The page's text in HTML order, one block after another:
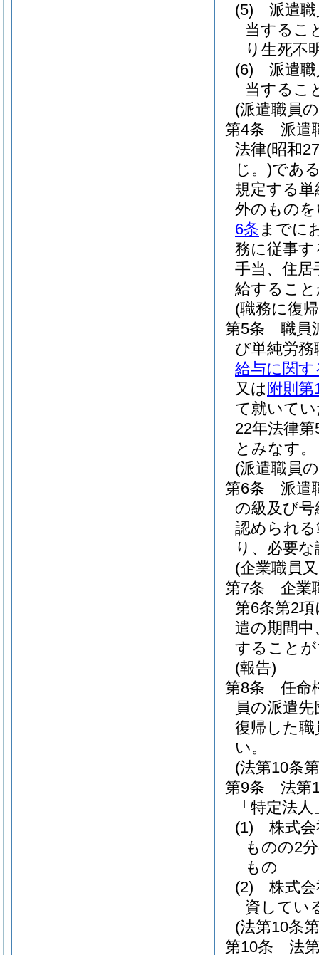
(5)
派遣
当するこ
り生死不
(6)
派遣
当するこ
(派遣職員
第4条
派遣
法律(昭和
じ。)であ
規定する
外のもの
6条 までに
務に従事
手当、住居
給するこ
(職務に復
第5条
職員
び単純労
給与に関す
又は 附則第
て就いて
22年法律第
とみなす。
(派遣職員
第6条
派遣
の級及び
認められ
り、必要
(企業職員
第7条
企業
第6条第2
遣の期間中
すること
(報告)
第8条
任命
員の派遣
復帰した
い。
(法第10条
第9条
法第
「特定法
(1)
株式
ものの2
もの
(2)
株式
資してい
(法第10条
第10条
法